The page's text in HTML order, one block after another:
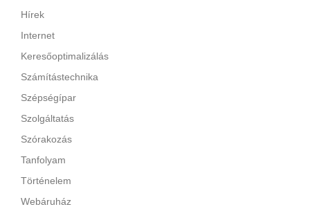
Hírek
Internet
Keresőoptimalizálás
Számítástechnika
Szépségípar
Szolgáltatás
Szórakozás
Tanfolyam
Történelem
Webáruház